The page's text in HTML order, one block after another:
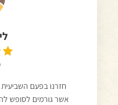
חזרנו בפעם
אשר גורמים לסופש